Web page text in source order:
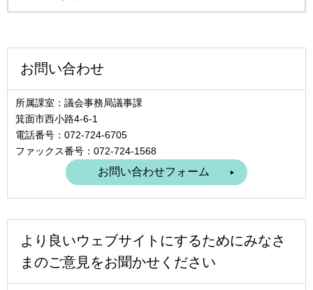
お問い合わせ
所属課室：議会事務局議事課
箕面市西小路4‐6‐1
電話番号：072-724-6705
ファックス番号：072-724-1568
より良いウェブサイトにするためにみなさ
まのご意見をお聞かせください